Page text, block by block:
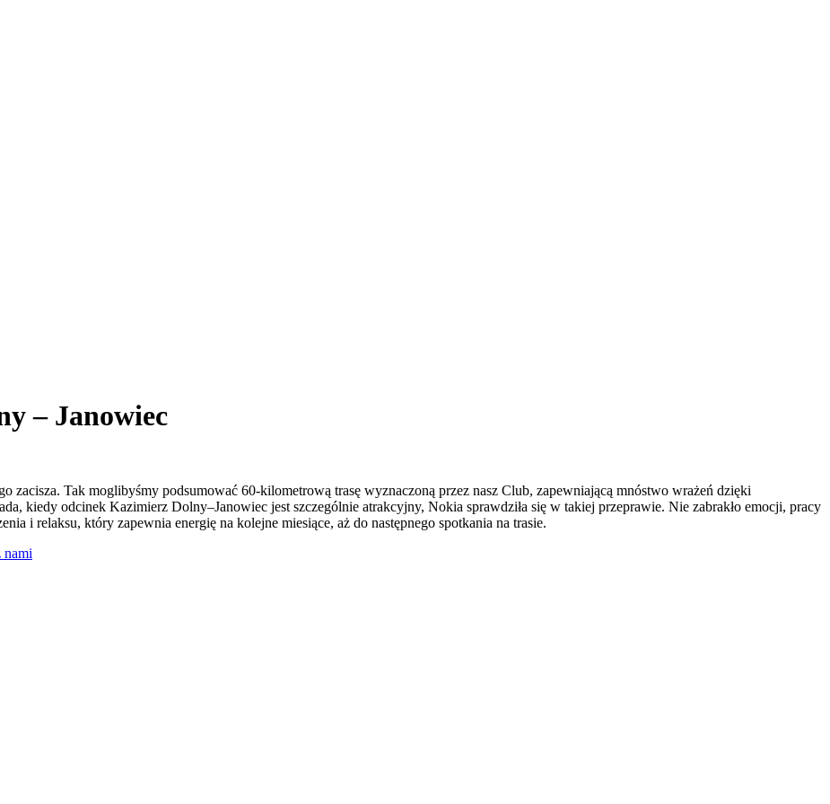
– Janowiec
zacisza. Tak moglibyśmy podsumować 60-kilometrową trasę wyznaczoną przez nasz Club, zapewniającą mnóstwo wrażeń dzięki
kiedy odcinek Kazimierz Dolny–Janowiec jest szczególnie atrakcyjny, Nokia sprawdziła się w takiej przeprawie. Nie zabrakło emocji, pracy
i relaksu, który zapewnia energię na kolejne miesiące, aż do następnego spotkania na trasie.
nami